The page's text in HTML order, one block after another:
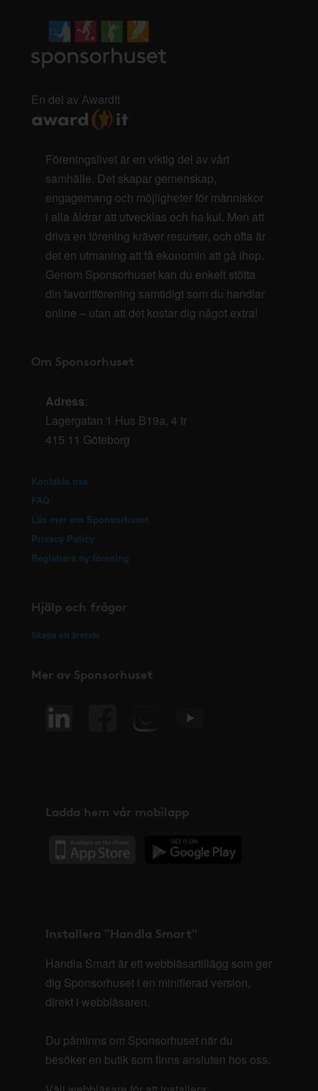
En del av AwardIt
Föreningslivet är en viktig del av vårt
samhälle. Det skapar gemenskap,
engagemang och möjligheter för människor
i alla åldrar att utvecklas och ha kul. Men att
driva en förening kräver resurser, och ofta är
det en utmaning att få ekonomin att gå ihop.
Genom Sponsorhuset kan du enkelt stötta
din favoritförening samtidigt som du handlar
online – utan att det kostar dig något extra!
Om Sponsorhuset
Adress:
Lagergatan 1 Hus B19a, 4 tr
415 11 Göteborg
Kontakta oss
FAQ
Läs mer om Sponsorhuset
Privacy Policy
Registrera ny förening
Hjälp och frågor
Skapa ett ärende
Mer av Sponsorhuset
Ladda hem vår mobilapp
Installera "Handla Smart"
Handla Smart är ett webbläsartillägg som ger
dig Sponsorhuset i en minifierad version,
direkt i webbläsaren.
Du påminns om Sponsorhuset när du
besöker en butik som finns ansluten hos oss.